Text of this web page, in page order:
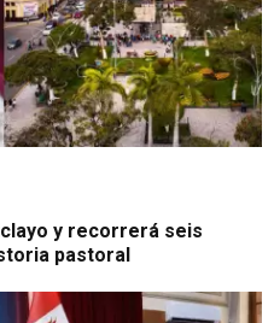
y recorrerá seis
pastoral